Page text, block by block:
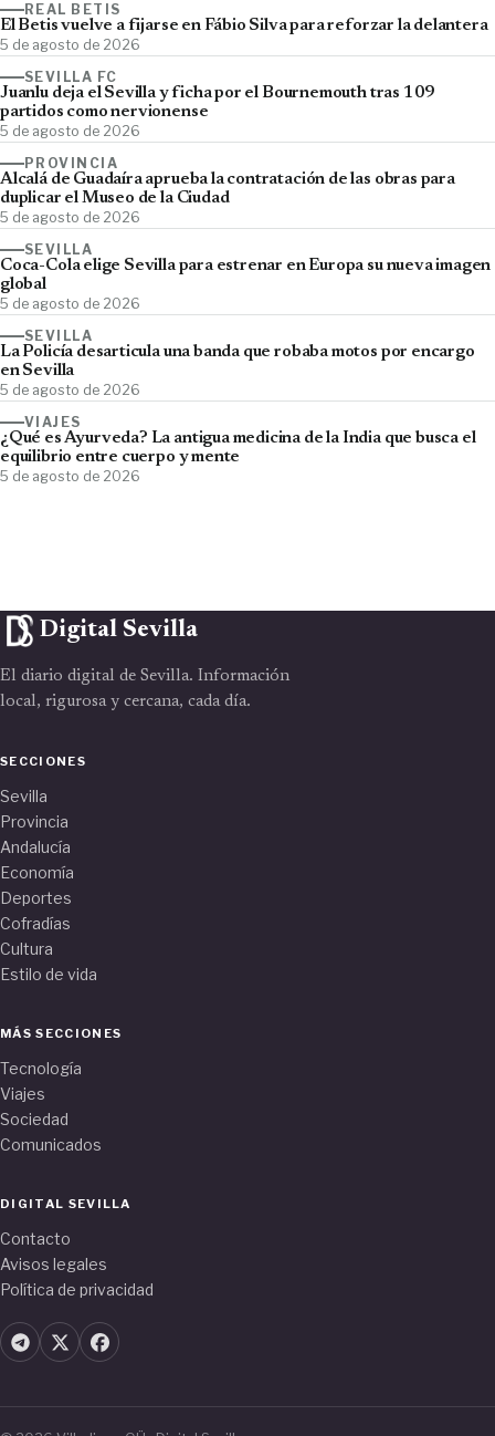
REAL BETIS
El Betis vuelve a fijarse en Fábio Silva para reforzar la delantera
5 de agosto de 2026
SEVILLA FC
Juanlu deja el Sevilla y ficha por el Bournemouth tras 109
partidos como nervionense
5 de agosto de 2026
PROVINCIA
Alcalá de Guadaíra aprueba la contratación de las obras para
duplicar el Museo de la Ciudad
5 de agosto de 2026
SEVILLA
Coca-Cola elige Sevilla para estrenar en Europa su nueva imagen
global
5 de agosto de 2026
SEVILLA
La Policía desarticula una banda que robaba motos por encargo
en Sevilla
5 de agosto de 2026
VIAJES
¿Qué es Ayurveda? La antigua medicina de la India que busca el
equilibrio entre cuerpo y mente
5 de agosto de 2026
Digital Sevilla
El diario digital de Sevilla. Información
local, rigurosa y cercana, cada día.
SECCIONES
Sevilla
Provincia
Andalucía
Economía
Deportes
Cofradías
Cultura
Estilo de vida
MÁS SECCIONES
Tecnología
Viajes
Sociedad
Comunicados
DIGITAL SEVILLA
Contacto
Avisos legales
Política de privacidad